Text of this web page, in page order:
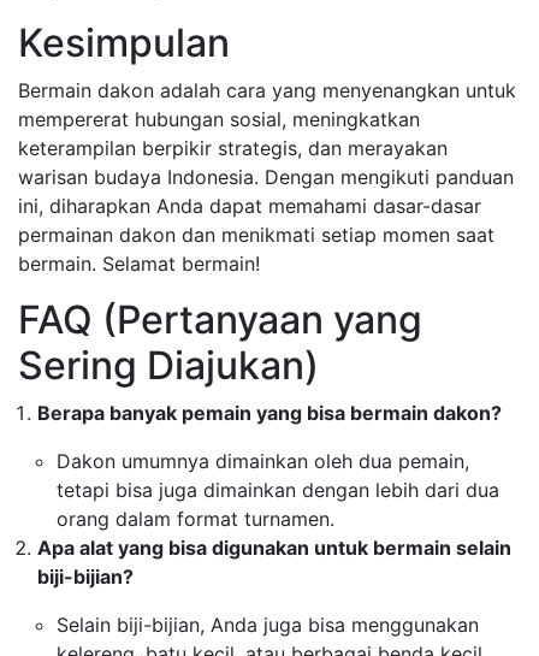
Kesimpulan
Bermain dakon adalah cara yang menyenangkan untuk
mempererat hubungan sosial, meningkatkan
keterampilan berpikir strategis, dan merayakan
warisan budaya Indonesia. Dengan mengikuti panduan
ini, diharapkan Anda dapat memahami dasar-dasar
permainan dakon dan menikmati setiap momen saat
bermain. Selamat bermain!
FAQ (Pertanyaan yang
Sering Diajukan)
Berapa banyak pemain yang bisa bermain dakon?
Dakon umumnya dimainkan oleh dua pemain,
tetapi bisa juga dimainkan dengan lebih dari dua
orang dalam format turnamen.
Apa alat yang bisa digunakan untuk bermain selain
biji-bijian?
Selain biji-bijian, Anda juga bisa menggunakan